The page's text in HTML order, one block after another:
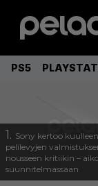
PS5
1. Sony kertoo
pelilevyjen
nousseen kritiikin –
suunnitelmassaan